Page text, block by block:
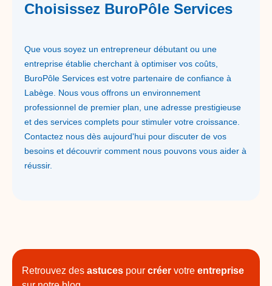
Choisissez BuroPôle Services
Que vous soyez un entrepreneur débutant ou une
entreprise établie cherchant à optimiser vos coûts,
BuroPôle Services est votre partenaire de confiance à
Labège. Nous vous offrons un environnement
professionnel de premier plan, une adresse prestigieuse
et des services complets pour stimuler votre croissance.
Contactez nous dès aujourd'hui pour discuter de vos
besoins et découvrir comment nous pouvons vous aider à
réussir.
Retrouvez des astuces pour créer votre entreprise